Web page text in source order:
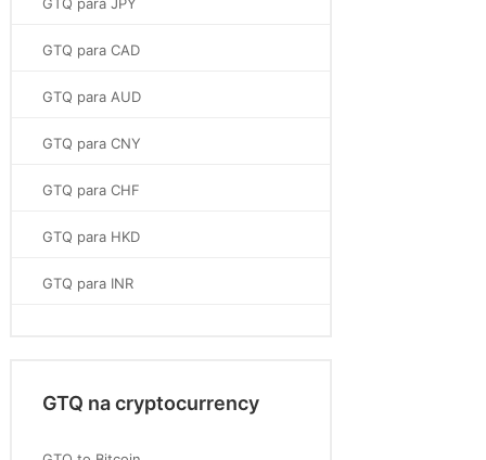
GTQ para CAD
GTQ para AUD
GTQ para CNY
GTQ para CHF
GTQ para HKD
GTQ para INR
GTQ na cryptocurrency